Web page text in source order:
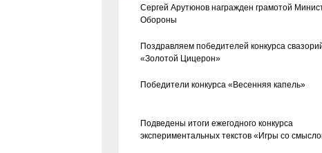
Сергей Арутюнов награжден грамотой
Обороны
Поздравляем победителей конкурса
«Золотой Цицерон»
Победители конкурса «Весенняя капель»
Подведены итоги ежегодного конкурса
экспериментальных текстов «Игры со